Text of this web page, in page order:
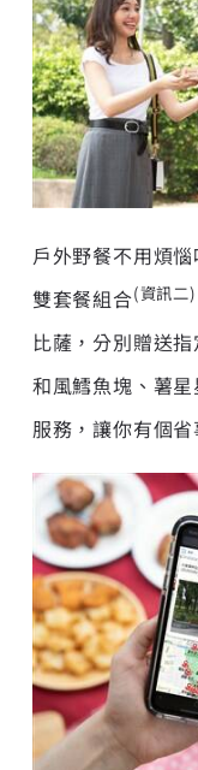
戶外野餐不用煩
雙套餐組合(資訊二)
比薩，分別贈送
和風鱈魚塊、薯
服務，讓你有個